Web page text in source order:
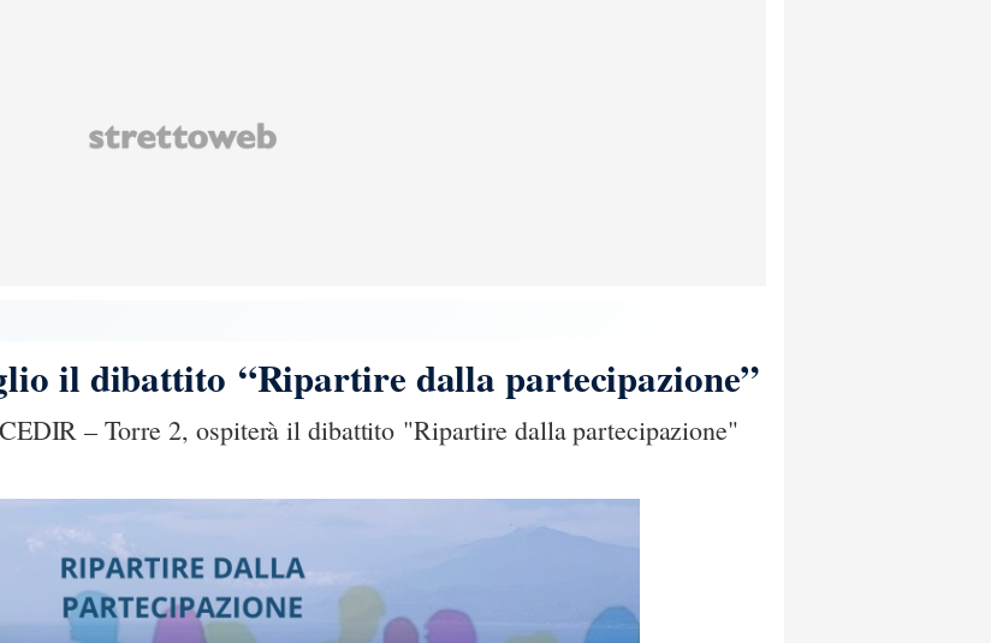
il dibattito “Ripartire dalla partecipazione”
– Torre 2, ospiterà il dibattito "Ripartire dalla partecipazione"